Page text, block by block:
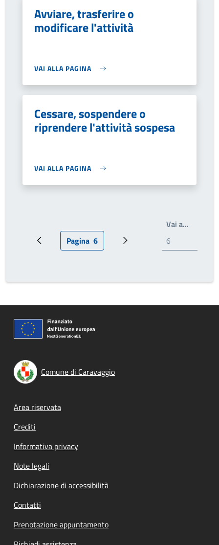
Avviare, trasferire o
modificare l'attività
VAI ALLA PAGINA
Cessare, sospendere o
riprendere l'attività sospesa
VAI ALLA PAGINA
Pagina precedentePagina attuale
Pagina 6 Prossima pagina
Vai a…
Comune di Caravaggio
Footer menu
Area riservata
Crediti
Informativa privacy
Note legali
Dichiarazione di accessibilità
Contatti
Prenotazione appuntamento